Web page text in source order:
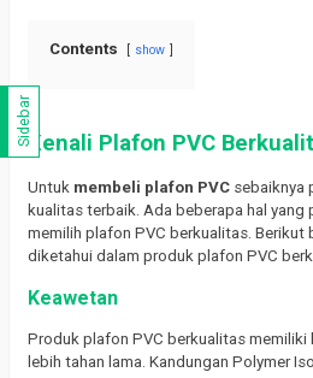
Contents show
Kenali Plafon PVC
Untuk membeli plafon PVC sebaiknya
kualitas terbaik. Ada beberapa hal yang
memilih plafon PVC berkualitas. Berikut
diketahui dalam produk plafon PVC
Keawetan
Produk plafon PVC berkualitas memiliki
lebih tahan lama. Kandungan Polymer
Sidebar